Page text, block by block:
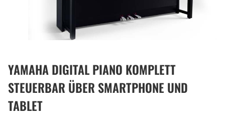
YAMAHA DIGITAL PIANO KOMPLETT
STEUERBAR ÜBER SMARTPHONE UND
TABLET